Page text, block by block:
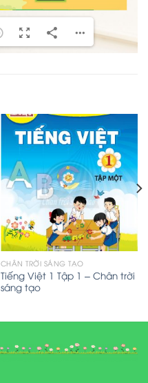
CHÂN TRỜI SÁNG TẠO
Tiếng Việt 1 Tập 1 – Chân trời
sáng tạo